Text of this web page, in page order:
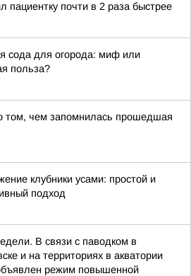
пациентку почти в 2 раза быстрее
сода для огорода: миф или
польза?
том, чем запомнилась прошедшая
клубники усами: простой и
подход
В связи с паводком в
и на территориях в акватории
режим повышенной